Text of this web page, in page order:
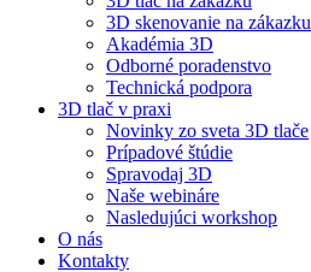
3D skenovanie na zákazku
Akadémia 3D
Odborné poradenstvo
Technická podpora
3D tlač v praxi
Novinky zo sveta 3D tlače
Prípadové štúdie
Spravodaj 3D
Naše webináre
Nasledujúci workshop
O nás
Kontakty